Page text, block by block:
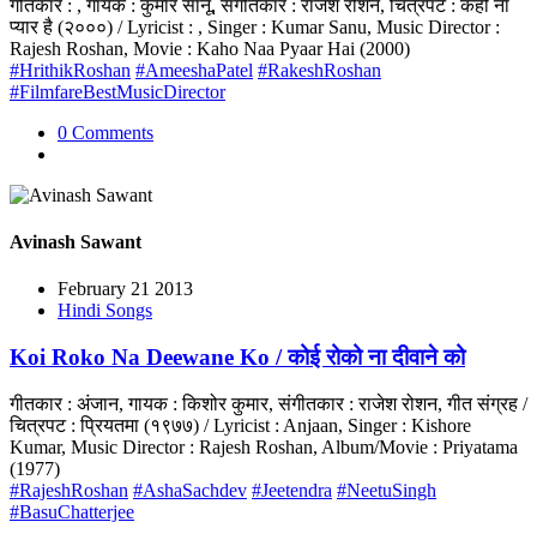
गीतकार : , गायक : कुमार सानू, संगीतकार : राजेश रोशन, चित्रपट : कहो ना
प्यार है (२०००) / Lyricist : , Singer : Kumar Sanu, Music Director :
Rajesh Roshan, Movie : Kaho Naa Pyaar Hai (2000)
#HrithikRoshan #AmeeshaPatel #RakeshRoshan
#FilmfareBestMusicDirector
0 Comments
Avinash Sawant
February 21 2013
Hindi Songs
Koi Roko Na Deewane Ko / कोई रोको ना दीवाने को
गीतकार : अंजान, गायक : किशोर कुमार, संगीतकार : राजेश रोशन, गीत संग्रह /
चित्रपट : प्रियतमा (१९७७) / Lyricist : Anjaan, Singer : Kishore
Kumar, Music Director : Rajesh Roshan, Album/Movie : Priyatama
(1977)
#RajeshRoshan #AshaSachdev #Jeetendra #NeetuSingh
#BasuChatterjee